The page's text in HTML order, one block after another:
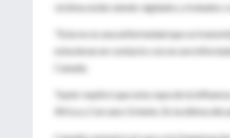
víctima están siendo vigilados y tratados
“Esta no es una enfermedad que se
estuvieran en contacto con un ave
Canada.
Taylor explicó que esta cepa de la
África y Cercano Oriente. En la última